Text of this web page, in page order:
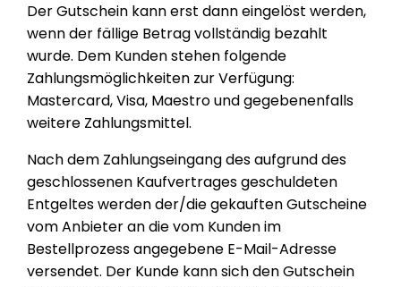
Der Gutschein kann erst dann eingelöst werden,
wenn der fällige Betrag vollständig bezahlt
wurde. Dem Kunden stehen folgende
Zahlungsmöglichkeiten zur Verfügung:
Mastercard, Visa, Maestro und gegebenenfalls
weitere Zahlungsmittel.
Nach dem Zahlungseingang des aufgrund des
geschlossenen Kaufvertrages geschuldeten
Entgeltes werden der/die gekauften Gutscheine
vom Anbieter an die vom Kunden im
Bestellprozess angegebene E-Mail-Adresse
versendet. Der Kunde kann sich den Gutschein